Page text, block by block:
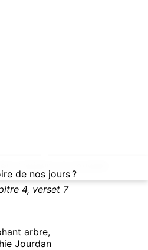
pour lancer la recherche
de nos jours ?
toujours un souvenir
4, verset 7
arbre,
Jourdan